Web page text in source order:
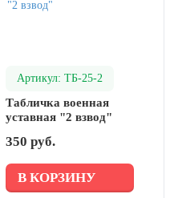
Артикул: ТБ-25-2
Табличка военная
уставная "2 взвод"
350 руб.
В КОРЗИНУ